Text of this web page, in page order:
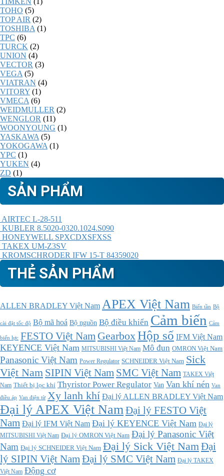
TOHO (5)
TOP AIR (2)
TOSHIBA (1)
TPC (6)
TURCK (2)
UNION (4)
VECTOR (3)
VEGA (5)
VIATRAN (4)
VITORY (1)
VMECA (6)
WEIDMULLER (2)
WENGLOR (11)
WOONYOUNG (1)
YASKAWA (5)
YOKOGAWA (1)
YPC (1)
YUKEN (4)
ZD (1)
SẢN PHẨM
AIRTEC L-28-511
KUBLER 8.5020-0320.1024.S090
HONEYWELL SPXCDXSFXSS
TAKEX UM-Z3SV
KROMSCHRODER IFW 15-T 84359020
THẺ SẢN PHẨM
ALLEN BRADLEY Việt Nam APEX Việt Nam Biến tần Bộ
cài đặt tốc độ Bộ mã hoá Bộ nguồn Bộ điều khiển Cảm biến Cảm
biến lực FESTO Việt Nam GearboxHộp số IFM Việt Nam
KEYENCE Việt Nam MITSUBISHI Việt Nam Mô đun OMRON Việt Nam
Panasonic Việt Nam Power Regulator SCHNEIDER Việt Nam Sick
Việt Nam SIPIN Việt Nam SMC Việt Nam TAKEX Việt
Nam Thiết bị lọc khí Thyristor Power Regulator Van Van khí nén Van
điều áp Van điện từ Xy lanh khí Đại lý ALLEN BRADLEY Việt Nam
Đại lý APEX Việt NamĐại lý FESTO Việt
Nam Đại lý IFM Việt Nam Đại lý KEYENCE Việt Nam Đại lý
MITSUBISHI Việt Nam Đại lý OMRON Việt Nam Đại lý Panasonic Việt
Nam Đại lý SCHNEIDER Việt Nam Đại lý Sick Việt NamĐại
lý SIPIN Việt Nam Đại lý SMC Việt Nam Đại lý TAKEX
Việt Nam Động cơ